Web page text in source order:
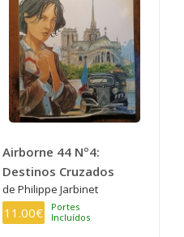
Airborne 44 Nº4:
Destinos Cruzados
de Philippe Jarbinet
11.00€
Portes
Incluídos